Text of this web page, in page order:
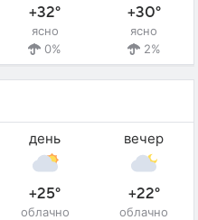
+32°
ясно
0%
+30°
ясно
2%
день
+25°
облачно
вечер
+22°
облачно